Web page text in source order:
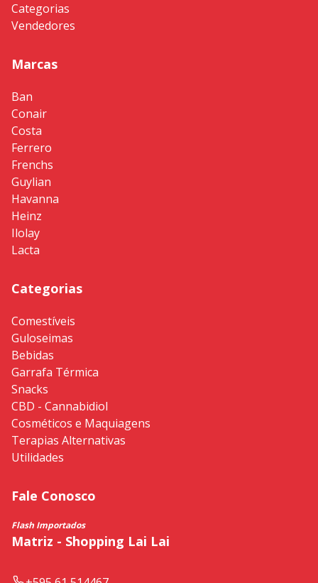
Categorias
Vendedores
Marcas
Ban
Conair
Costa
Ferrero
Frenchs
Guylian
Havanna
Heinz
Ilolay
Lacta
Categorias
Comestíveis
Guloseimas
Bebidas
Garrafa Térmica
Snacks
CBD - Cannabidiol
Cosméticos e Maquiagens
Terapias Alternativas
Utilidades
Fale Conosco
Flash Importados
Matriz - Shopping Lai Lai